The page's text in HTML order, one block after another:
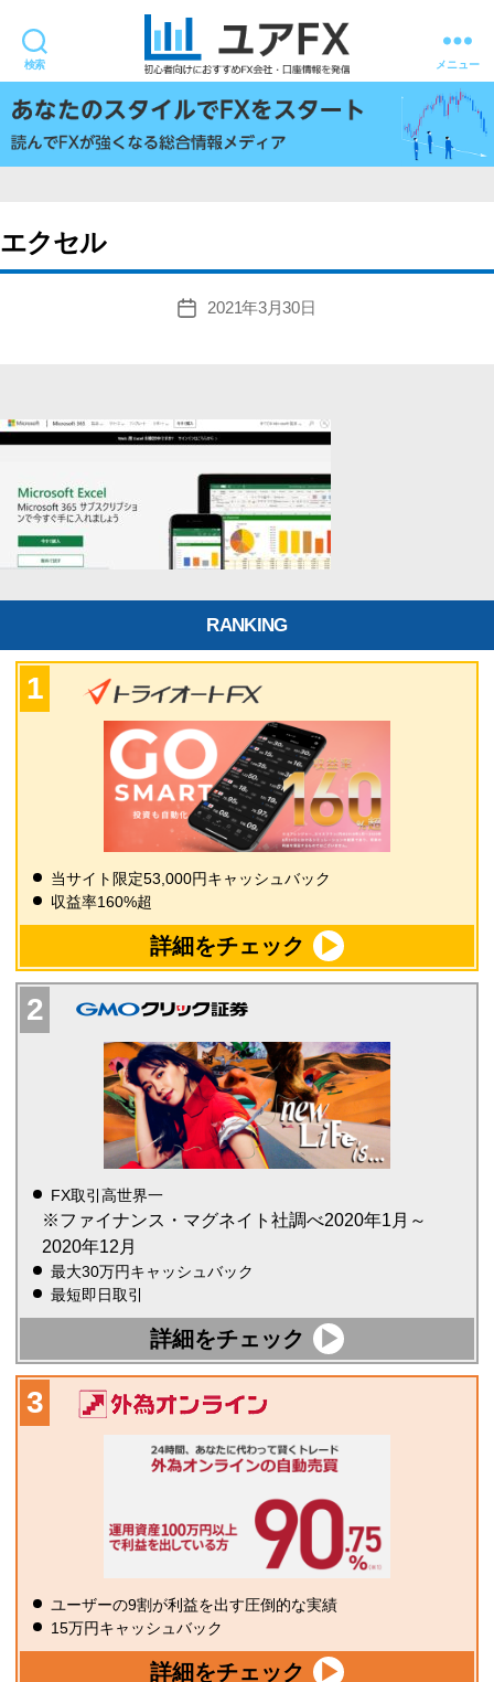
検索
ユ
ア
FX
メニュー
エクセル
投
2021年3月30日
RANKING
当サイト限定53,000円キャッシュバック
収益率160%超
詳細をチェック
FX取引高世界一
※ファイナンス・マグネイト社調べ2020年1月～
2020年12月
最大30万円キャッシュバック
最短即日取引
詳細をチェック
ユーザーの9割が利益を出す圧倒的な実績
15万円キャッシュバック
詳細をチェック